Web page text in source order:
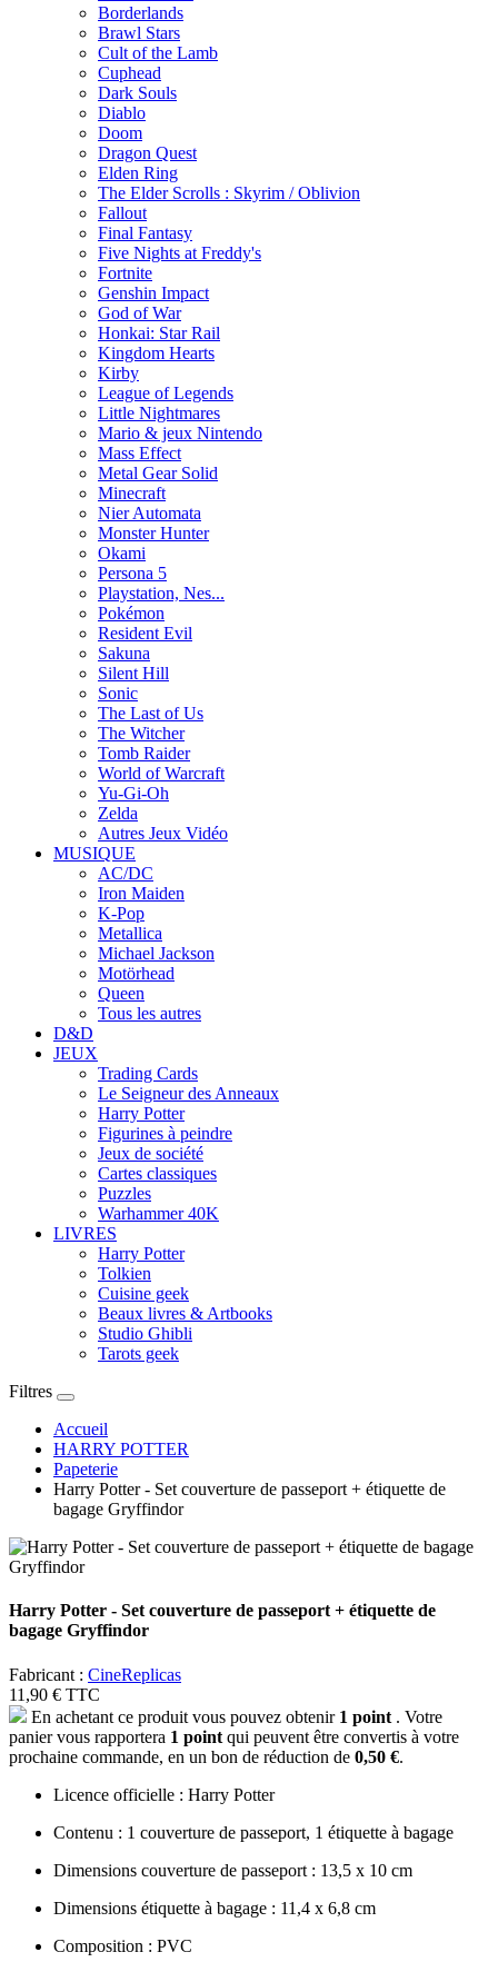
Borderlands
Brawl Stars
Cult of the Lamb
Cuphead
Dark Souls
Diablo
Doom
Dragon Quest
Elden Ring
The Elder Scrolls : Skyrim / Oblivion
Fallout
Final Fantasy
Five Nights at Freddy's
Fortnite
Genshin Impact
God of War
Honkai: Star Rail
Kingdom Hearts
Kirby
League of Legends
Little Nightmares
Mario & jeux Nintendo
Mass Effect
Metal Gear Solid
Minecraft
Nier Automata
Monster Hunter
Okami
Persona 5
Playstation, Nes...
Pokémon
Resident Evil
Sakuna
Silent Hill
Sonic
The Last of Us
The Witcher
Tomb Raider
World of Warcraft
Yu-Gi-Oh
Zelda
Autres Jeux Vidéo
MUSIQUE
AC/DC
Iron Maiden
K-Pop
Metallica
Michael Jackson
Motörhead
Queen
Tous les autres
D&D
JEUX
Trading Cards
Le Seigneur des Anneaux
Harry Potter
Figurines à peindre
Jeux de société
Cartes classiques
Puzzles
Warhammer 40K
LIVRES
Harry Potter
Tolkien
Cuisine geek
Beaux livres & Artbooks
Studio Ghibli
Tarots geek
Filtres
Accueil
HARRY POTTER
Papeterie
Harry Potter - Set couverture de passeport + étiquette de
bagage Gryffindor
Harry Potter - Set couverture de passeport + étiquette de
bagage Gryffindor
Fabricant : CineReplicas
11,90 € TTC
En achetant ce produit vous pouvez obtenir 1 point . Votre
panier vous rapportera 1 point qui peuvent être convertis à votre
prochaine commande, en un bon de réduction de 0,50 €.
Licence officielle : Harry Potter
Contenu : 1 couverture de passeport, 1 étiquette à bagage
Dimensions couverture de passeport : 13,5 x 10 cm
Dimensions étiquette à bagage : 11,4 x 6,8 cm
Composition : PVC